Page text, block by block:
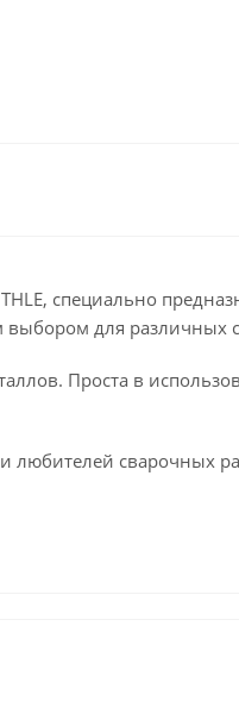
специально
выбором для различных
Проста в
любителей сварочных